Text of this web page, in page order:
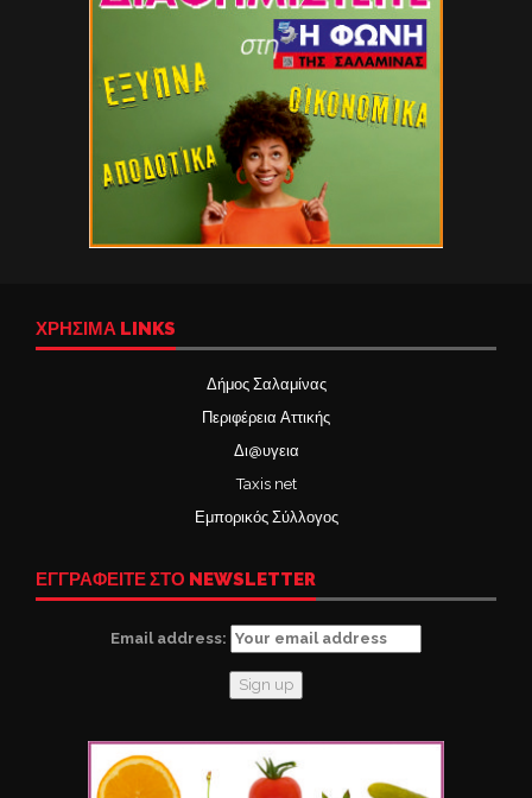
ΧΡΉΣΙΜΑ LINKS
Δήμος Σαλαμίνας
Περιφέρεια Αττικής
Δι@υγεια
Taxis net
Εμπορικός Σύλλογος
ΕΓΓΡΑΦΕΙΤΕ ΣΤΟ NEWSLETTER
Email address: